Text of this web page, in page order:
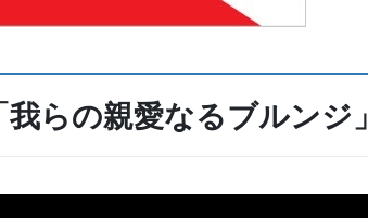
らの親愛なるブルンジ」